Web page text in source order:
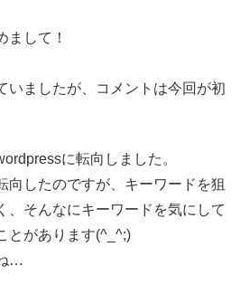
まして！
いましたが、コメントは今回が初
に転向しました。
向したのですが、キーワードを狙
、そんなにキーワードを気にして
とがあります(^_^;)
…